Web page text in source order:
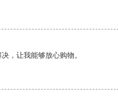
，让我能够放心购物。